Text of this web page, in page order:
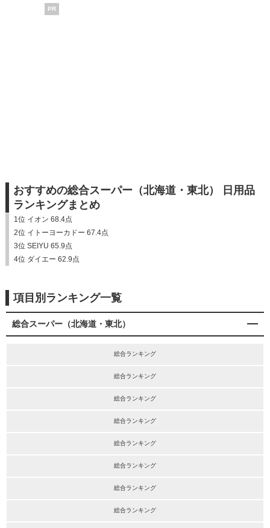
PR
おすすめの総合スーパー（北海道・東北） 日用品
ランキングまとめ
1位 イオン 68.4点
2位 イトーヨーカドー 67.4点
3位 SEIYU 65.9点
4位 ダイエー 62.9点
項目別ランキング一覧
総合スーパー（北海道・東北）
総合ランキング
総合ランキング
総合ランキング
総合ランキング
総合ランキング
総合ランキング
総合ランキング
総合ランキング